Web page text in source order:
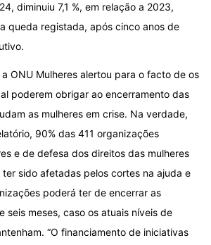
diminuiu 7,1 %, em relação a 2023,
queda registada, após cinco anos de
ONU Mulheres alertou para o facto de os
poderem obrigar ao encerramento das
as mulheres em crise. Na verdade,
90% das 411 organizações
e de defesa dos direitos das mulheres
sido afetadas pelos cortes na ajuda e
poderá ter de encerrar as
seis meses, caso os atuais níveis de
“O financiamento de iniciativas